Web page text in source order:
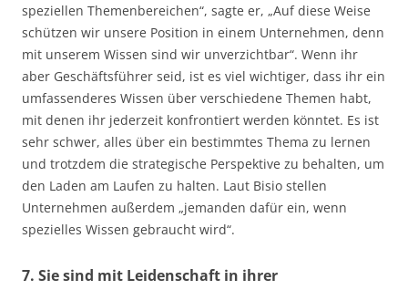
speziellen Themenbereichen“, sagte er, „Auf diese Weise
schützen wir unsere Position in einem Unternehmen, denn
mit unserem Wissen sind wir unverzichtbar“. Wenn ihr
aber Geschäftsführer seid, ist es viel wichtiger, dass ihr ein
umfassenderes Wissen über verschiedene Themen habt,
mit denen ihr jederzeit konfrontiert werden könntet. Es ist
sehr schwer, alles über ein bestimmtes Thema zu lernen
und trotzdem die strategische Perspektive zu behalten, um
den Laden am Laufen zu halten. Laut Bisio stellen
Unternehmen außerdem „jemanden dafür ein, wenn
spezielles Wissen gebraucht wird“.
7. Sie sind mit Leidenschaft in ihrer